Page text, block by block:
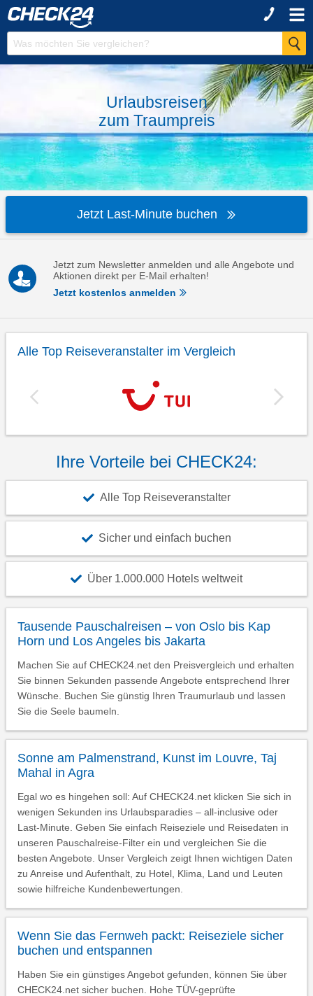
Urlaubsreisen
zum Traumpreis
Jetzt Last-Minute buchen
Jetzt zum Newsletter anmelden und alle Angebote und
Aktionen direkt per E-Mail erhalten!
Jetzt kostenlos anmelden
Alle Top Reiseveranstalter im Vergleich
Ihre Vorteile bei CHECK24:
Alle Top Reiseveranstalter
Sicher und einfach buchen
Über 1.000.000 Hotels weltweit
Tausende Pauschalreisen – von Oslo bis Kap
Horn und Los Angeles bis Jakarta
Machen Sie auf CHECK24.net den Preisvergleich und erhalten
Sie binnen Sekunden passende Angebote entsprechend Ihrer
Wünsche. Buchen Sie günstig Ihren Traumurlaub und lassen
Sie die Seele baumeln.
Sonne am Palmenstrand, Kunst im Louvre, Taj
Mahal in Agra
Egal wo es hingehen soll: Auf CHECK24.net klicken Sie sich in
wenigen Sekunden ins Urlaubsparadies – all-inclusive oder
Last-Minute. Geben Sie einfach Reiseziele und Reisedaten in
unseren Pauschalreise-Filter ein und vergleichen Sie die
besten Angebote. Unser Vergleich zeigt Ihnen wichtigen Daten
zu Anreise und Aufenthalt, zu Hotel, Klima, Land und Leuten
sowie hilfreiche Kundenbewertungen.
Wenn Sie das Fernweh packt: Reiseziele sicher
buchen und entspannen
Haben Sie ein günstiges Angebot gefunden, können Sie über
CHECK24.net sicher buchen. Hohe TÜV-geprüfte